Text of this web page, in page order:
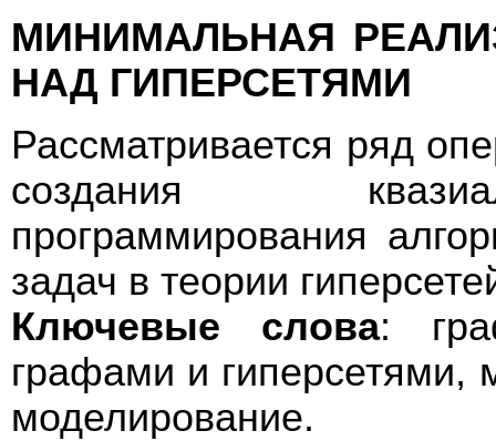
МИНИМАЛЬНАЯ
НАД ГИПЕРСЕТЯМИ
Рассматривается ряд
создания
программирования
задач в теории
Ключевые слова:
графами и гиперсетями,
моделирование.